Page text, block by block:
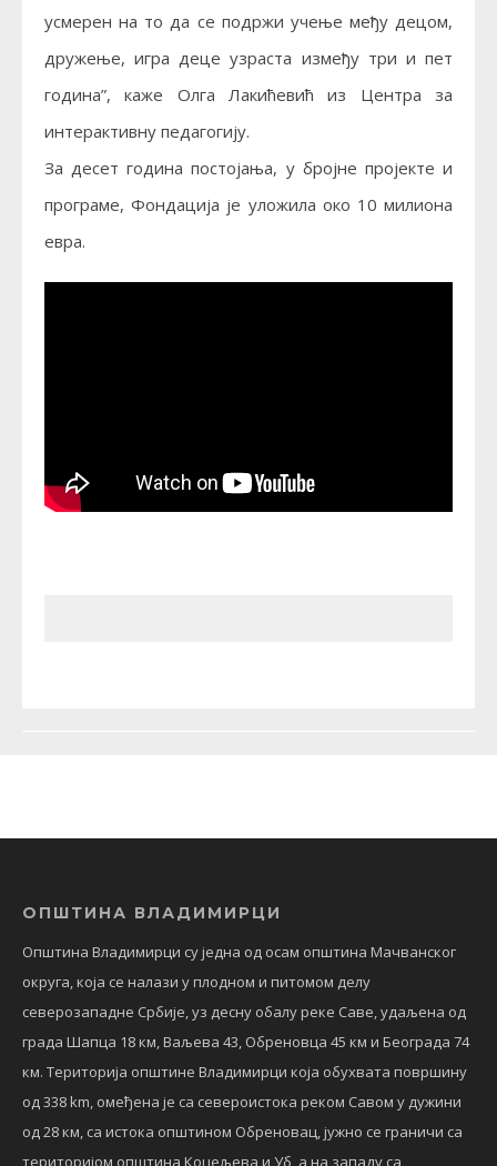
усмерен на то да се подржи учење међу децом,
дружење, игра деце узраста између три и пет
година”, каже Олга Лакићевић из Центра за
интерактивну педагогију.
За десет година постојања, у бројне пројекте и
програме, Фондација је уложила око 10 милиона
евра.
ОПШТИНА ВЛАДИМИРЦИ
Општина Владимирци су једна од осам општина Мачванског
округа, која се налази у плодном и питомом делу
северозападне Србије, уз десну обалу реке Саве, удаљена од
града Шапца 18 км, Ваљева 43, Обреновца 45 км и Београда 74
км. Територија општине Владимирци која обухвата површину
од 338 km, омеђена је са североистока реком Савом у дужини
од 28 км, са истока општином Обреновац, јужно се граничи са
територијом општина Коцељева и Уб, а на западу са